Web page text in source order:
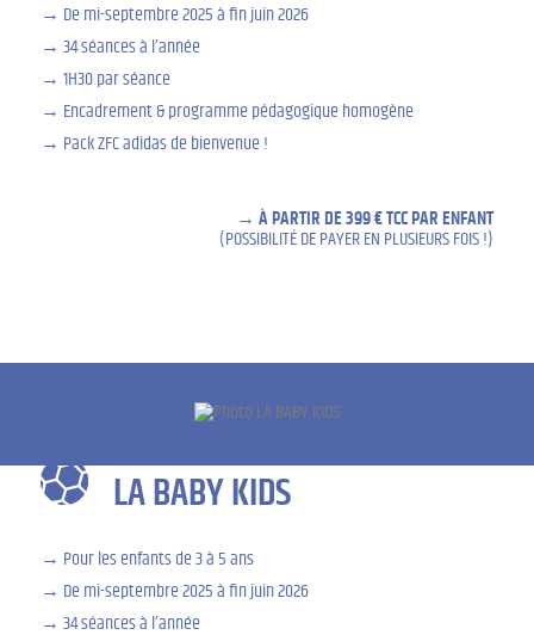
De mi-septembre 2025 à fin juin 2026
34 séances à l’année
1H30 par séance
Encadrement & programme pédagogique homogène
Pack ZFC adidas de bienvenue !
À PARTIR DE 399 € TCC PAR ENFANT
(POSSIBILITÉ DE PAYER EN PLUSIEURS FOIS !)
LA BABY KIDS
Pour les enfants de 3 à 5 ans
De mi-septembre 2025 à fin juin 2026
34 séances à l’année